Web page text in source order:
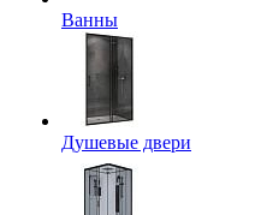
Ванны
Душевые двери